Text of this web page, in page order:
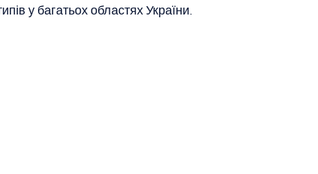
у багатьох областях України.